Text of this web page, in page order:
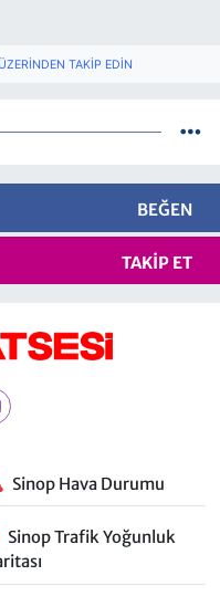
TAKIP EDIN
BEĞEN
TAKIP ET
Sinop Hava Durumu
Sinop Trafik Yoğunluk